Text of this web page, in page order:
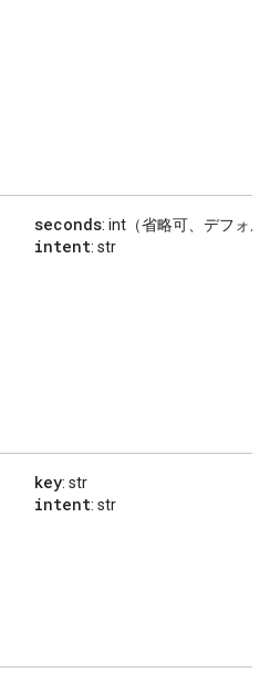
seconds: int（省略可、デフォ
intent: str
key: str
intent: str